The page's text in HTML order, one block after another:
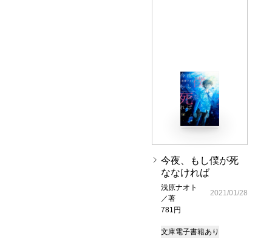
今夜、もし僕が死
ななければ
浅原ナオト
／著
781円
2021/01/28
文庫電子書籍あり